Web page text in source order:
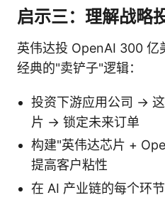
启示三：理解战略
英伟达投 OpenAI 300 亿
经典的"卖铲子"逻辑：
投资下游应用公司 →
片 → 锁定未来订单
构建"英伟达芯片 +
提高客户粘性
在 AI 产业链的每个环